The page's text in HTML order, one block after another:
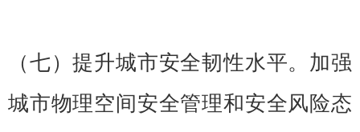
（七）提升城市安全韧性水平。加强
城市物理空间安全管理和安全风险态